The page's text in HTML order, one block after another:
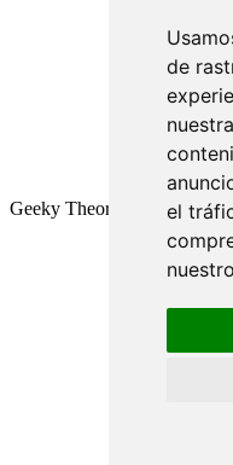
de
el
Geeky Theory © 2026